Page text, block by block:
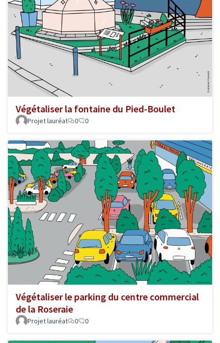
Végétaliser la fontaine du Pied-Boulet
Projet lauréat 0 0
Végétaliser le parking du centre commercial
de la Roseraie
Projet lauréat 0 0